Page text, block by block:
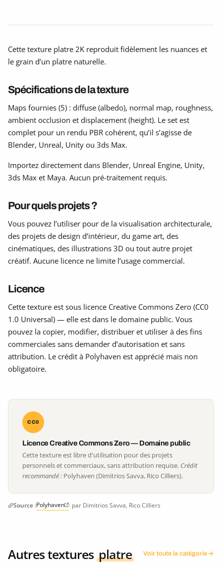
Cette texture platre 2K reproduit fidèlement les nuances et
le grain d’un platre naturelle.
Spécifications de la texture
Maps fournies (5) : diffuse (albedo), normal map, roughness,
ambient occlusion et displacement (height). Le set est
complet pour un rendu PBR cohérent, qu’il s’agisse de
Blender, Unreal, Unity ou 3ds Max.
Importez directement dans Blender, Unreal Engine, Unity,
3ds Max et Maya. Aucun pré-traitement requis.
Pour quels projets ?
Vous pouvez l’utiliser pour de la visualisation architecturale,
des projets de design d’intérieur, du game art, des
cinématiques, des illustrations 3D ou tout autre projet
créatif. Aucune licence ne limite l’usage commercial.
Licence
Cette texture est sous licence Creative Commons Zero (CC0
1.0 Universal) — elle est dans le domaine public. Vous
pouvez la copier, modifier, distribuer et utiliser à des fins
commerciales sans demander d’autorisation et sans
attribution. Le crédit à Polyhaven est apprécié mais non
obligatoire.
CC0
Licence Creative Commons Zero — Domaine public
Cette texture est libre d'utilisation pour des projets
personnels et commerciaux, sans attribution requise. Crédit
recommandé : Polyhaven (Dimitrios Savva, Rico Cilliers).
Source :Polyhaven · par Dimitrios Savva, Rico Cilliers
Autres textures platre Voir toute la catégorie